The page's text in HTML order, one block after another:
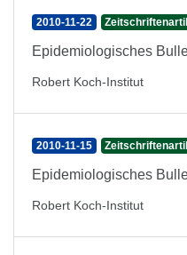
2010-11-22
Epidemiologisches
Robert Koch-Institut
2010-11-15
Epidemiologisches
Robert Koch-Institut